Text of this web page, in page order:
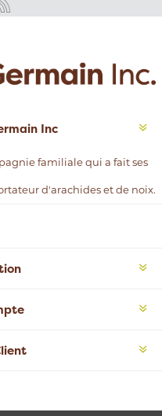
Inc
familiale qui a fait ses
d'arachides et de noix.